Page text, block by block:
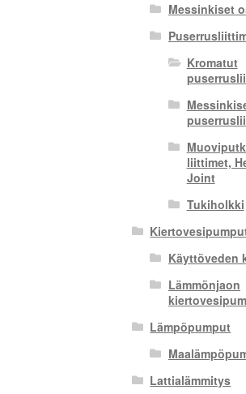
Messinkiset
Kromatut
liittimet,
Joint
Tukiholkki
Käyttöveden
Lämmönjaon
Lämpöpumput
Lattialämmitys